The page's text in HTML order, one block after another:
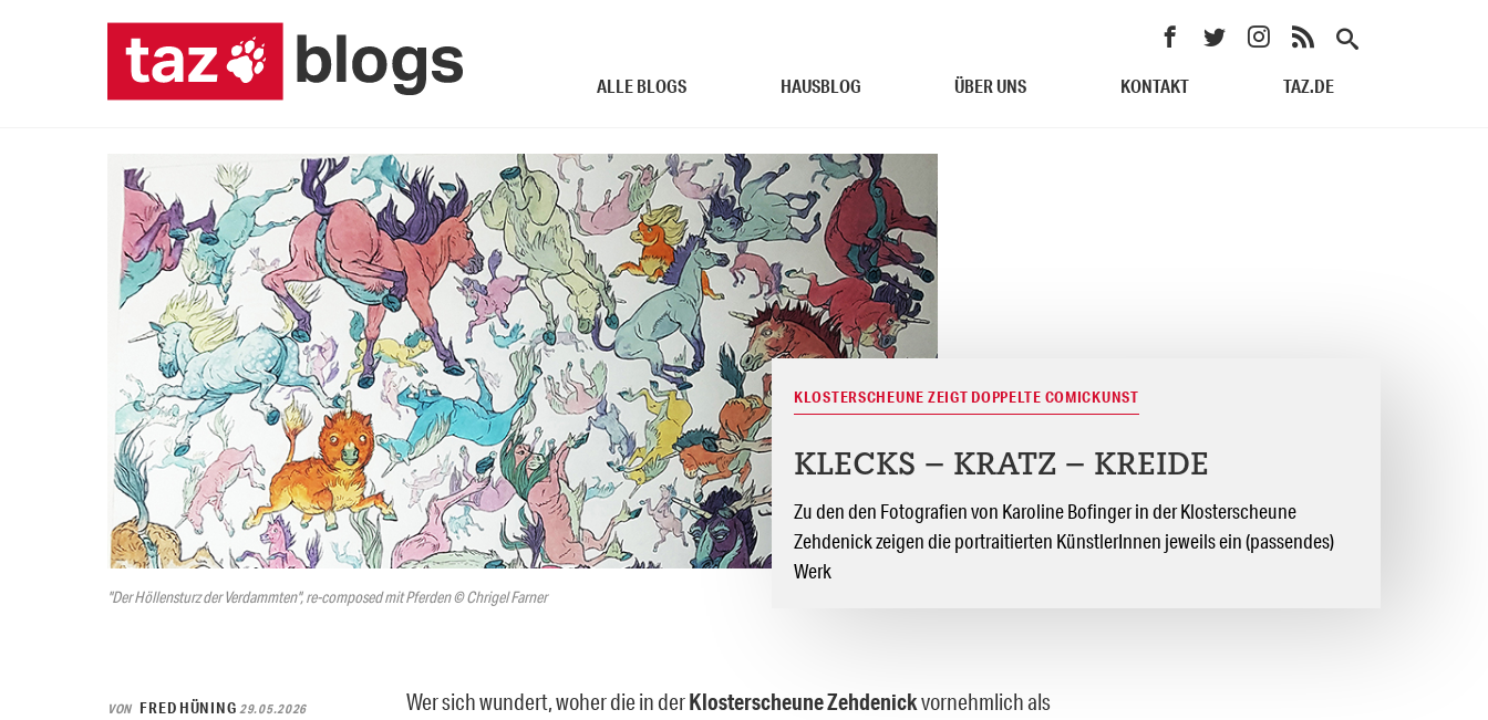
ALLE BLOGS HAUSBLOG ÜBER UNS KONTAKT TAZ.DE
"Der Höllensturz der Verdammten", re-composed mit Pferden © Chrigel Farner
KLOSTERSCHEUNE ZEIGT DOPPELTE COMICKUNST
KLECKS – KRATZ – KREIDE
Zu den den Fotografien von Karoline Bofinger in der Klosterscheune
Zehdenick zeigen die portraitierten KünstlerInnen jeweils ein (passendes)
Werk
VON FRED HÜNING29.05.2026 Wer sich wundert, woher die in derKlosterscheune Zehdenickvornehmlich als